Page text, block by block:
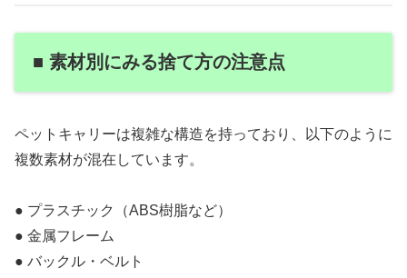
■ 素材別にみる捨て方の注意点
ペットキャリーは複雑な構造を持っており、以下のように
複数素材が混在しています。
● プラスチック（ABS樹脂など）
● 金属フレーム
● バックル・ベルト